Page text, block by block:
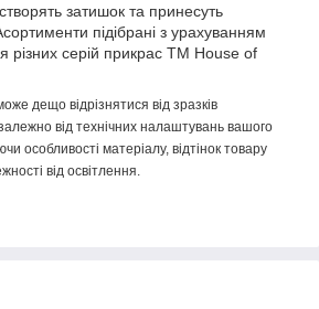
затишок та принесуть
підібрані з урахуванням
різних серій прикрас ТМ House of
дещо відрізнятися від зразків
від технічних налаштувань вашого
особливості матеріалу, відтінок товару
від освітлення.